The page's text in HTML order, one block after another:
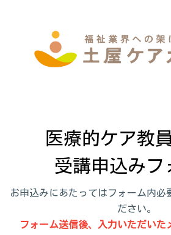
医療的ケア教
受講申込みフ
お申込みにあたってはフォーム内必
ださい。
フォーム送信後、入力いただいた